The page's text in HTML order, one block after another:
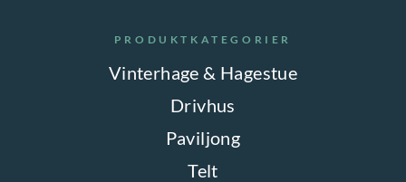
PRODUKTKATEGORIER
Vinterhage & Hagestue
Drivhus
Paviljong
Telt